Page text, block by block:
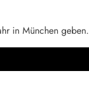
in München geben.